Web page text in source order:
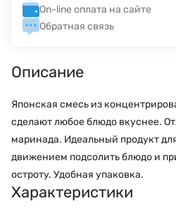
On-line оплата на сайте
Обратная связь
Описание
Японская смесь из
сделают любое блюдо вкуснее.
маринада. Идеальный продукт
движением подсолить блюдо и
остроту. Удобная упаковка.
Характеристики